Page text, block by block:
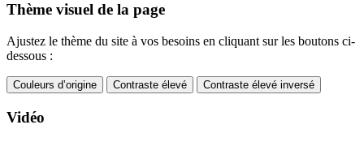
Thème visuel de la page
Ajustez le thème du site à vos besoins en cliquant sur les boutons ci-
dessous :
Couleurs d’origine Contraste élevé Contraste élevé inversé
Vidéo